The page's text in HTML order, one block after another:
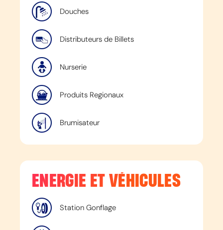
Douches
Distributeurs de Billets
Nurserie
Produits Regionaux
Brumisateur
ENERGIE ET VÉHICULES
Station Gonflage